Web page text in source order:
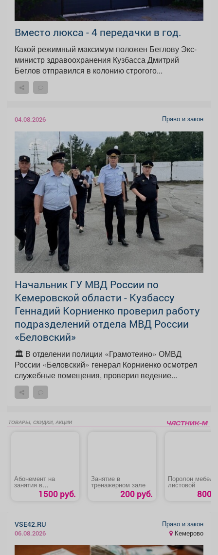
Вместо люкса - 4 передачки в год.
Какой режимный максимум положен Беглову Экс-
министр здравоохранения Кузбасса Дмитрий
Беглов отправился в колонию строгого...
04.08.2026 Право и закон
Начальник ГУ МВД России по
Кемеровской области - Кузбассу
Геннадий Корниенко проверил работу
подразделений отдела МВД России
«Беловский»
🏛️ В отделении полиции «Грамотеино» ОМВД
России «Беловский» генерал Корниенко осмотрел
служебные помещения, проверил ведение...
ТОВАРЫ, СКИДКИ, АКЦИИ
Абонемент на
занятия в
тренажерном зале
для детей до 18 лет
1500 руб.
Занятие в
тренажерном зале
200 руб.
Поролон
листовой
800
VSE42.RU
06.08.2026
Право и закон
Кемерово